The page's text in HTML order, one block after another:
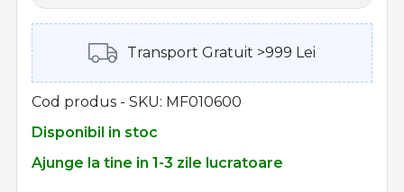
Transport Gratuit >999 Lei
Cod produs - SKU
MF010600
Disponibil in stoc
Ajunge la tine in 1-3 zile lucratoare